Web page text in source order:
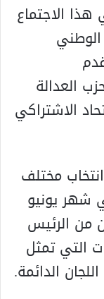
الاجتماع
العدالة
الاشتراكي
مختلف
شهر يونيو
من الرئيس
التي تمثل
الدائمة.